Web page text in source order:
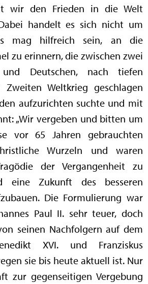
wir den Frieden in die Welt
handelt es sich nicht um
mag hilfreich sein, an die
zu erinnern, die zwischen zwei
Deutschen, nach tiefen
Weltkrieg geschlagen
aufzurichten suchte und mit
„Wir vergeben und bitten um
vor 65 Jahren gebrauchten
Wurzeln und waren
der Vergangenheit zu
eine Zukunft des besseren
Die Formulierung war
Paul II. sehr teuer, doch
seinen Nachfolgern auf dem
XVI. und Franziskus
sie bis heute aktuell ist. Nur
zur gegenseitigen Vergebung